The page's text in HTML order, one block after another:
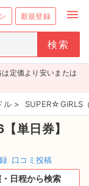
新規登録 menu
定価より安いまたは
ル > SUPER☆GiRLS
単日券】
口コミ投稿
日程から検索